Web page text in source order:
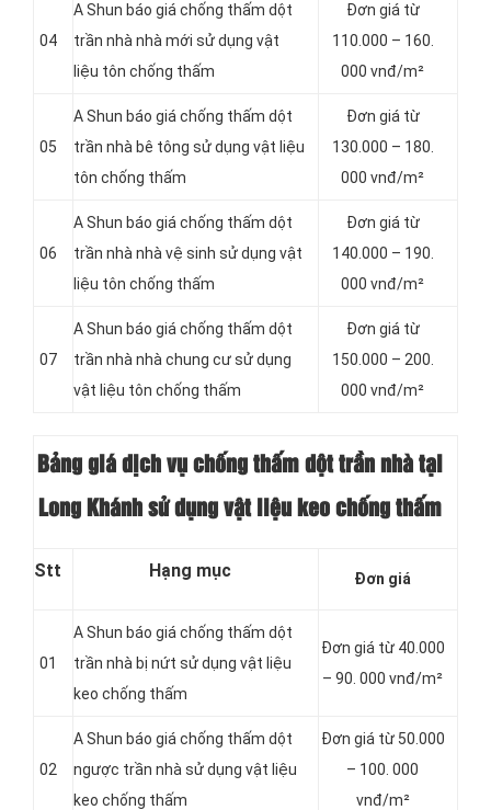
04
A Shun báo giá chống thấm dột
trần nhà nhà mới sử dụng vật
liệu tôn chống thấm
Đơn giá từ
110.000 – 160.
000 vnđ/m²
05
A Shun báo giá chống thấm dột
trần nhà bê tông sử dụng vật liệu
tôn chống thấm
Đơn giá từ
130.000 – 180.
000 vnđ/m²
06
A Shun báo giá chống thấm dột
trần nhà nhà vệ sinh sử dụng vật
liệu tôn chống thấm
Đơn giá từ
140.000 – 190.
000 vnđ/m²
07
A Shun báo giá chống thấm dột
trần nhà nhà chung cư sử dụng
vật liệu tôn chống thấm
Đơn giá từ
150.000 – 200.
000 vnđ/m²
Bảng giá dịch vụ chống thấm dột trần nhà tại
Long Khánh sử dụng vật liệu keo chống thấm
Stt Hạng mục Đơn giá
01
A Shun báo giá chống thấm dột
trần nhà bị nứt sử dụng vật liệu
keo chống thấm
Đơn giá từ 40.000
– 90. 000 vnđ/m²
02
A Shun báo giá chống thấm dột
ngược trần nhà sử dụng vật liệu
keo chống thấm
Đơn giá từ 50.000
– 100. 000
vnđ/m²